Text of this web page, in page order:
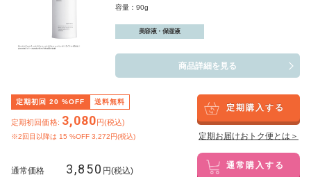
容量：90g
美容液・保湿液
商品詳細を見る
定期初回 20 %OFF 送料無料
定期初回価格: 3,080円(税込)
※2回目以降は 15 %OFF 3,272円(税込)
定期購入する
定期お届けおトク便とは＞
通常価格 3,850 円(税込) 通常購入する